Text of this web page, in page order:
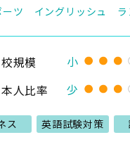
ーツ イングリッシュ
規模 小
人比率
少
ス 英語試験対策